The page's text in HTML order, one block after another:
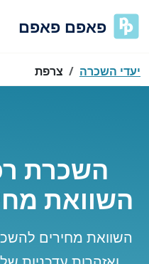
פאפם פאפם
יעדי השכרה צרפת
השכרת
השוואת
השוואת מחירים